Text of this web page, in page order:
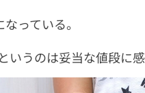
っている。
うのは妥当な値段に